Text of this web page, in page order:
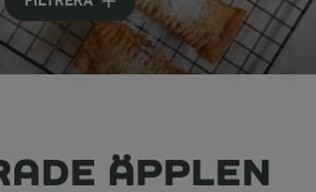
ÄPPLEN